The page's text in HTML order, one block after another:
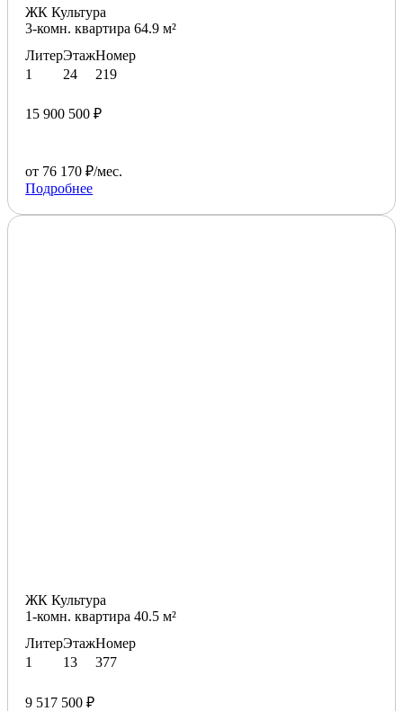
ЖК Культура
3-комн. квартира 64.9 м²
Литер
1
Этаж
24
Номер
219
15 900 500 ₽
от 76 170 ₽/мес.
Подробнее
ЖК Культура
1-комн. квартира 40.5 м²
Литер
1
Этаж
13
Номер
377
9 517 500 ₽